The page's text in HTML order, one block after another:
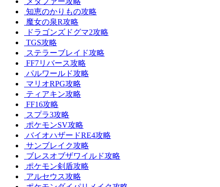
知恵のかりもの攻略
魔女の泉R攻略
ドラゴンズドグマ2攻略
TGS攻略
ステラーブレイド攻略
FF7リバース攻略
パルワールド攻略
マリオRPG攻略
ティアキン攻略
FF16攻略
スプラ3攻略
ポケモンSV攻略
バイオハザードRE4攻略
サンブレイク攻略
ブレスオブザワイルド攻略
ポケモン剣盾攻略
アルセウス攻略